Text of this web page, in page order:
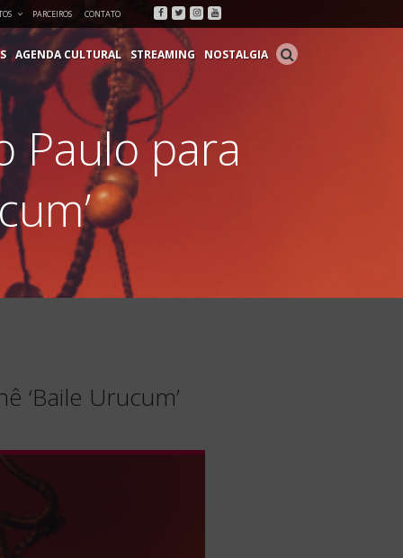
PARCEIROS CONTATO Facebook
Twitter
Instagram
Youtube
AGENDA CULTURAL STREAMING NOSTALGIA
Paulo para
‘Baile Urucum’